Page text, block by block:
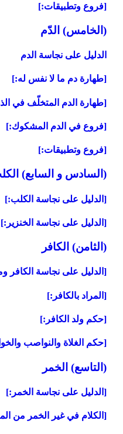
[فروع وتطبيقات:]
(الخامس) الدّم‏
الدليل على نجاسة الدم
[طهارة دم ما لا نفس له:]
[طهارة الدم المتخلّف في
[فروع في الدم المشكوك:]
[فروع وتطبيقات:]
(السادس و السابع)
[الدليل على نجاسة الكلب:]
[الدليل على نجاسة الخنزير:]
(الثامن) الكافر
[الدليل على نجاسة الكافر
[المراد بالكافر:]
[حكم ولد الكافر:]
[حكم الغلاة والنواصب
(التاسع) الخمر
[الدليل على نجاسة الخمر:]
[الكلام في غير الخمر من